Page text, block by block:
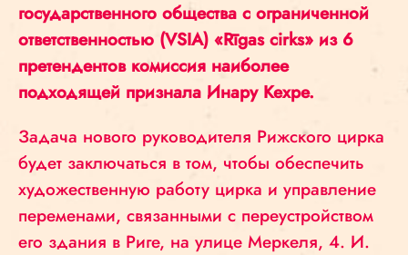
государственного общества с ограниченной
ответственностью (VSIA) «Rīgas cirks» из 6
претендентов комиссия наиболее
подходящей признала Инару Кехре.
Задача нового руководителя Рижского цирка
будет заключаться в том, чтобы обеспечить
художественную работу цирка и управление
переменами, связанными с переустройством
его здания в Риге, на улице Меркеля, 4. И.